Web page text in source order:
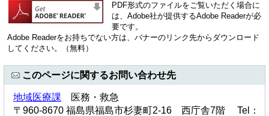
PDF形式のファイルをご覧いただく場合に
は、Adobe社が提供するAdobe Readerが必
要です。
Adobe Readerをお持ちでない方は、バナーのリンク先からダウンロード
してください。（無料）
このページに関するお問い合わせ先
地域医療課 医務・救急
〒960-8670 福島県福島市杉妻町2-16 西庁舎7階 Tel：